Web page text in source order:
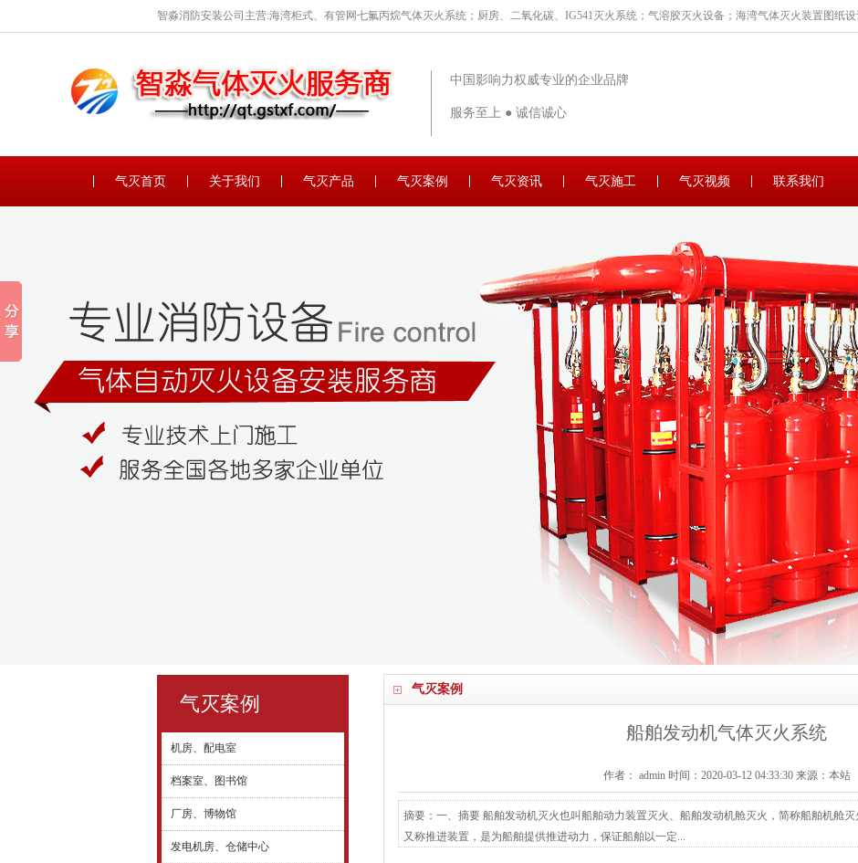
智淼消防安装公司主营:海湾柜式、有管网七氟丙烷气体灭火系统；厨房、二氧化碳、IG541灭火系统；气溶胶灭火设备；海湾气体灭火装置图纸
中国影响力权威专业的企业品牌
服务至上 ● 诚信诚心
气灭首页 关于我们 气灭产品 气灭案例 气灭资讯 气灭施工 气灭视频 联系我们
气灭案例
船舶发动机气体灭火系统
作者： admin 时间：2020-03-12 04:33:30 来源：本站
摘要：一、摘要 船舶发动机灭火也叫船舶动力装置灭火、船舶发动机舱灭火，简称船舶机舱
又称推进装置，是为船舶提供推进动力，保证船舶以一定...
气灭案例
机房、配电室
档案室、图书馆
厂房、博物馆
发电机房、仓储中心